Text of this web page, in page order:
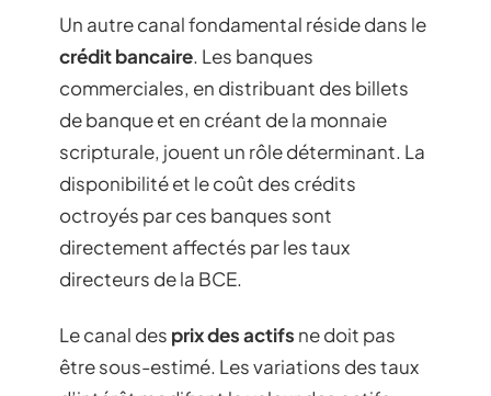
Un autre canal fondamental réside dans le
crédit bancaire. Les banques
commerciales, en distribuant des billets
de banque et en créant de la monnaie
scripturale, jouent un rôle déterminant. La
disponibilité et le coût des crédits
octroyés par ces banques sont
directement affectés par les taux
directeurs de la BCE.
Le canal des prix des actifs ne doit pas
être sous-estimé. Les variations des taux